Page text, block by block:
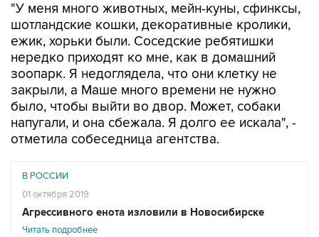
"У меня много животных, мейн-куны, сфинксы,
шотландские кошки, декоративные кролики,
ежик, хорьки были. Соседские ребятишки
нередко приходят ко мне, как в домашний
зоопарк. Я недоглядела, что они клетку не
закрыли, а Маше много времени не нужно
было, чтобы выйти во двор. Может, собаки
напугали, и она сбежала. Я долго ее искала", -
отметила собеседница агентства.
В РОССИИ
01 октября 2019
Агрессивного енота изловили в Новосибирске
Читать подробнее